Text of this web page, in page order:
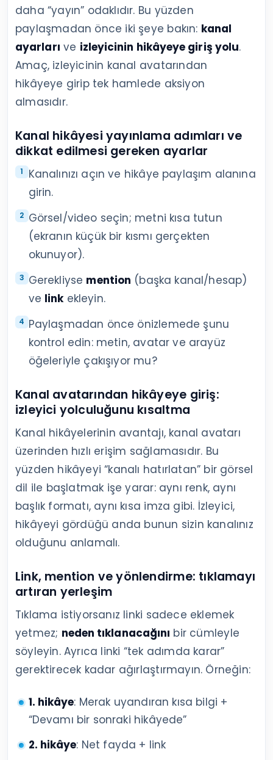
daha “yayın” odaklıdır. Bu yüzden
paylaşmadan önce iki şeye bakın: kanal
ayarları ve izleyicinin hikâyeye giriş yolu.
Amaç, izleyicinin kanal avatarından
hikâyeye girip tek hamlede aksiyon
almasıdır.
Kanal hikâyesi yayınlama adımları ve
dikkat edilmesi gereken ayarlar
Kanalınızı açın ve hikâye paylaşım alanına
girin.
Görsel/video seçin; metni kısa tutun
(ekranın küçük bir kısmı gerçekten
okunuyor).
Gerekliyse mention (başka kanal/hesap)
ve linkekleyin.
Paylaşmadan önce önizlemede şunu
kontrol edin: metin, avatar ve arayüz
öğeleriyle çakışıyor mu?
Kanal avatarından hikâyeye giriş:
izleyici yolculuğunu kısaltma
Kanal hikâyelerinin avantajı, kanal avatarı
üzerinden hızlı erişim sağlamasıdır. Bu
yüzden hikâyeyi “kanalı hatırlatan” bir görsel
dil ile başlatmak işe yarar: aynı renk, aynı
başlık formatı, aynı kısa imza gibi. İzleyici,
hikâyeyi gördüğü anda bunun sizin kanalınız
olduğunu anlamalı.
Link, mention ve yönlendirme: tıklamayı
artıran yerleşim
Tıklama istiyorsanız linki sadece eklemek
yetmez; neden tıklanacağını bir cümleyle
söyleyin. Ayrıca linki “tek adımda karar”
gerektirecek kadar ağırlaştırmayın. Örneğin:
1. hikâye: Merak uyandıran kısa bilgi +
“Devamı bir sonraki hikâyede”
2. hikâye: Net fayda + link